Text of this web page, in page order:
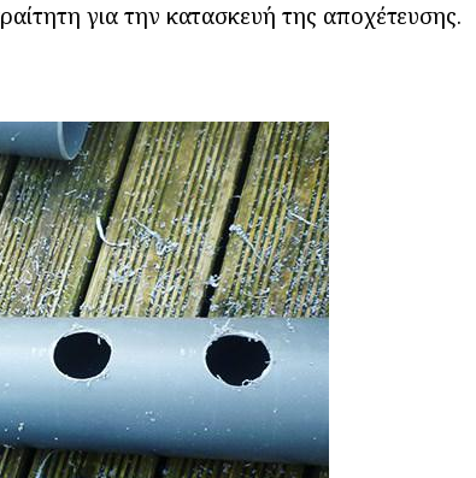
για την κατασκευή της αποχέτευσης.